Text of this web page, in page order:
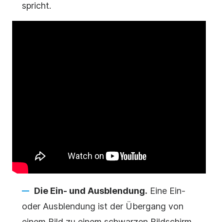
spricht.
Die Ein- und Ausblendung. Eine Ein-
oder Ausblendung ist der Übergang von